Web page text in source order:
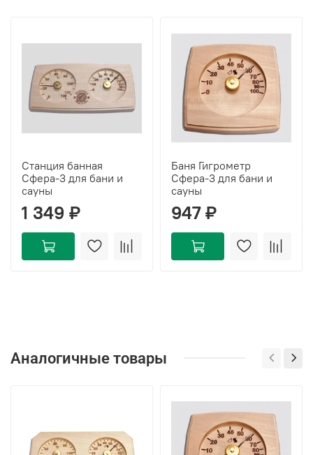
Станция банная
Сфера-3 для бани и
сауны
1 349 ₽
Баня Гигрометр
Сфера-3 для бани и
сауны
947 ₽
Аналогичные товары